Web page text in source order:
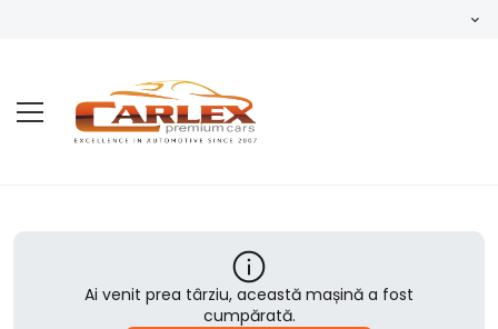
Ai venit prea târziu, această mașină a fost
cumpărată.